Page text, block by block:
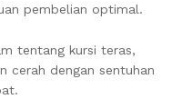
pembelian optimal.
tentang kursi teras,
cerah dengan sentuhan